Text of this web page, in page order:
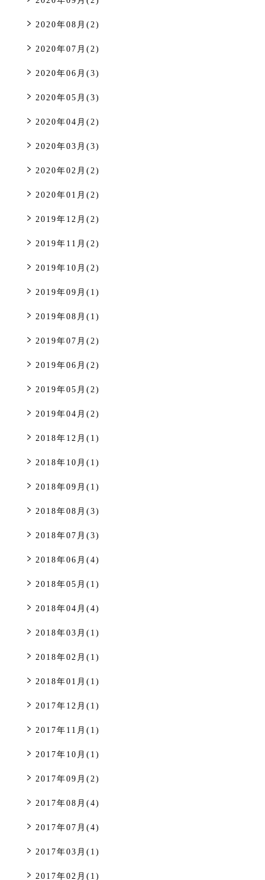
2020年08月(2)
2020年07月(2)
2020年06月(3)
2020年05月(3)
2020年04月(2)
2020年03月(3)
2020年02月(2)
2020年01月(2)
2019年12月(2)
2019年11月(2)
2019年10月(2)
2019年09月(1)
2019年08月(1)
2019年07月(2)
2019年06月(2)
2019年05月(2)
2019年04月(2)
2018年12月(1)
2018年10月(1)
2018年09月(1)
2018年08月(3)
2018年07月(3)
2018年06月(4)
2018年05月(1)
2018年04月(4)
2018年03月(1)
2018年02月(1)
2018年01月(1)
2017年12月(1)
2017年11月(1)
2017年10月(1)
2017年09月(2)
2017年08月(4)
2017年07月(4)
2017年03月(1)
2017年02月(1)